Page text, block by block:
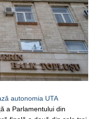
autonomia UTA
a Parlamentului din